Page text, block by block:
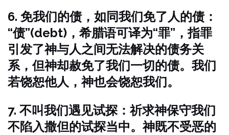
6. 免我们的债，如同我们免了人的债：
“债”(debt)，希腊语可译为“罪”，指罪
引发了神与人之间无法解决的债务关
系，但神却赦免了我们一切的债。我们
若饶恕他人，神也会饶恕我们。
7. 不叫我们遇见试探：祈求神保守我们
不陷入撒但的试探当中。神既不受恶的